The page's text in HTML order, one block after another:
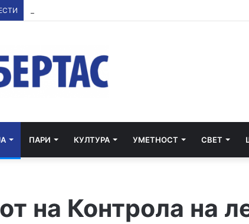
ПАРИ КУЛТУРА УМЕТНОСТ СВЕТ
на Контрола на